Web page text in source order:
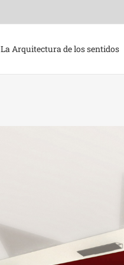
La Arquitectura de los sentidos